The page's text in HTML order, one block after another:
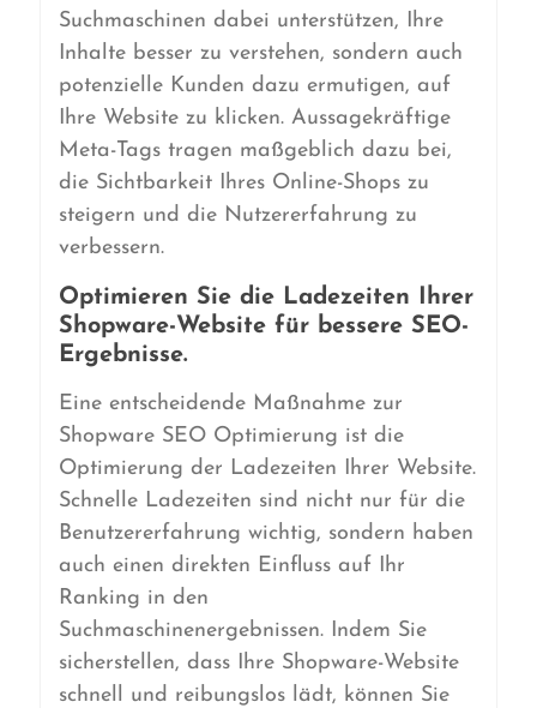
Suchmaschinen dabei unterstützen, Ihre
Inhalte besser zu verstehen, sondern auch
potenzielle Kunden dazu ermutigen, auf
Ihre Website zu klicken. Aussagekräftige
Meta-Tags tragen maßgeblich dazu bei,
die Sichtbarkeit Ihres Online-Shops zu
steigern und die Nutzererfahrung zu
verbessern.
Optimieren Sie die Ladezeiten Ihrer
Shopware-Website für bessere SEO-
Ergebnisse.
Eine entscheidende Maßnahme zur
Shopware SEO Optimierung ist die
Optimierung der Ladezeiten Ihrer Website.
Schnelle Ladezeiten sind nicht nur für die
Benutzererfahrung wichtig, sondern haben
auch einen direkten Einfluss auf Ihr
Ranking in den
Suchmaschinenergebnissen. Indem Sie
sicherstellen, dass Ihre Shopware-Website
schnell und reibungslos lädt, können Sie